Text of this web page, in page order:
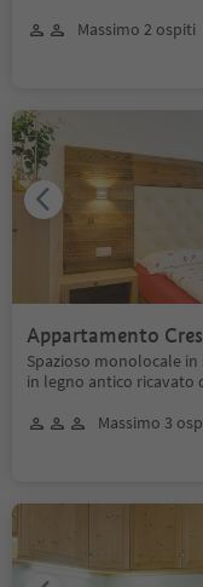
Massimo 2 ospiti
Appartamento
Spazioso monolocale
in legno antico ricavato
Massimo 3